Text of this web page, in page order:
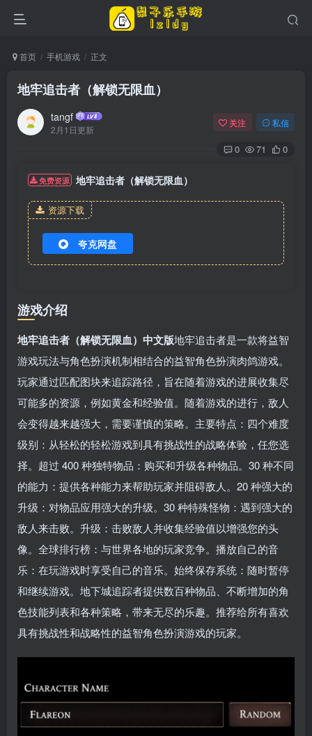
首页 手机游戏 正文
地牢追击者（解锁无限血）
tangf
2月1日更新
关注 私信
0 71 0
免费资源 地牢追击者（解锁无限血）
资源下载
夸克网盘
游戏介绍
地牢追击者（解锁无限血）中文版地牢追击者是一款将益智
游戏玩法与角色扮演机制相结合的益智角色扮演肉鸽游戏。
玩家通过匹配图块来追踪路径，旨在随着游戏的进展收集尽
可能多的资源，例如黄金和经验值。随着游戏的进行，敌人
会变得越来越强大，需要谨慎的策略。主要特点：四个难度
级别：从轻松的轻松游戏到具有挑战性的战略体验，任您选
择。超过 400 种独特物品：购买和升级各种物品。30 种不同
的能力：提供各种能力来帮助玩家并阻碍敌人。20 种强大的
升级：对物品应用强大的升级。30 种特殊怪物：遇到强大的
敌人来击败。升级：击败敌人并收集经验值以增强您的头
像。全球排行榜：与世界各地的玩家竞争。播放自己的音
乐：在玩游戏时享受自己的音乐。始终保存系统：随时暂停
和继续游戏。地下城追踪者提供数百种物品、不断增加的角
色技能列表和各种策略，带来无尽的乐趣。推荐给所有喜欢
具有挑战性和战略性的益智角色扮演游戏的玩家。